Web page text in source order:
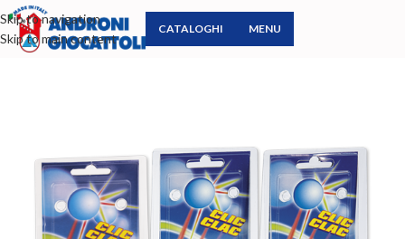
Skip to navigation
Skip to main content
CATALOGHI MENU